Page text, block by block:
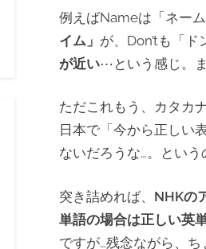
例えばNameは「ネー
イム」 が、Don’tも「
が近い⋯という感じ。ま
ただこれもう、カタカ
日本で「今から正しい
ないだろうな…。という
突き詰めれば、 NHKの
単語の場合は正しい英
ですが…残念ながら、ち